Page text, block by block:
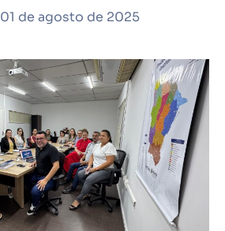
01 de agosto de 2025